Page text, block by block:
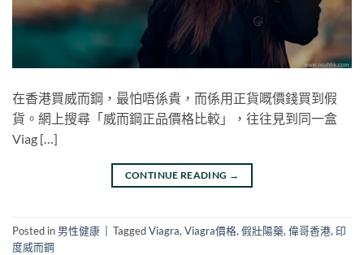
在香港買威而鋼，最怕唔係貴，而係用正貨嘅價錢買到假
貨。網上搜尋「威而鋼正品價格比較」，往往見到同一盒
Viag […]
CONTINUE READING →
Posted in 男性健康 TaggedViagra,Viagra價格,假壯陽藥,偉哥香港,印
度威而鋼